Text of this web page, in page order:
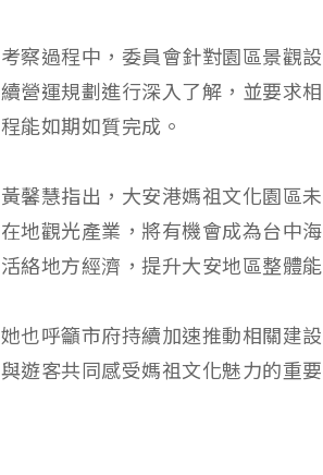
考察過程中，委員會針對園區景觀
續營運規劃進行深入了解，並要求
程能如期如質完成。
黃馨慧指出，大安港媽祖文化園區
在地觀光產業，將有機會成為台中
活絡地方經濟，提升大安地區整體能
她也呼籲市府持續加速推動相關建
與遊客共同感受媽祖文化魅力的重